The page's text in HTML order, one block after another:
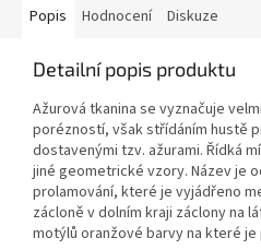
Popis Hodnocení Diskuze
Detailní popis produktu
Ažurová tkanina se vyznačuje
porézností, však střídáním hustě
dostavenými tzv. ažurami. Řídká
jiné geometrické vzory. Název je
prolamování, které je vyjádřeno
zácloně v dolním kraji záclony na
motýlů oranžové barvy na které